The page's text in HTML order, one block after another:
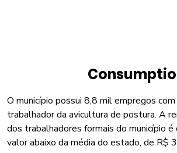
O município possui 8,8 mil empregos
trabalhador da avicultura de postura. A
dos trabalhadores formais do município
valor abaixo da média do estado, de R$